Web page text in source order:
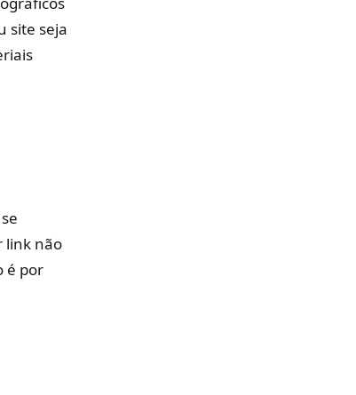
site seja
link não
é por